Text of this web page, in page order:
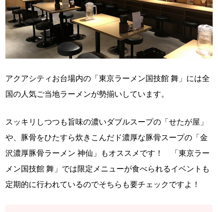
アクアシティお台場内の「東京ラーメン国技館 舞」には全
国の人気ご当地ラーメンが勢揃いしています。
スッキリしつつも旨味の濃いダブルスープの「せたが屋」
や、豚骨をひたすら炊きこんだド濃厚な豚骨スープの「金
沢濃厚豚骨ラーメン 神仙」もオススメです！ 「東京ラー
メン国技館 舞」では限定メニューが食べられるイベントも
定期的に行われているのでそちらも要チェックですよ！